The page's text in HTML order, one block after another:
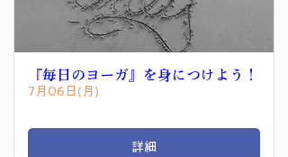
『毎日のヨーガ』を身につけよう！
7月06日(月)
詳細